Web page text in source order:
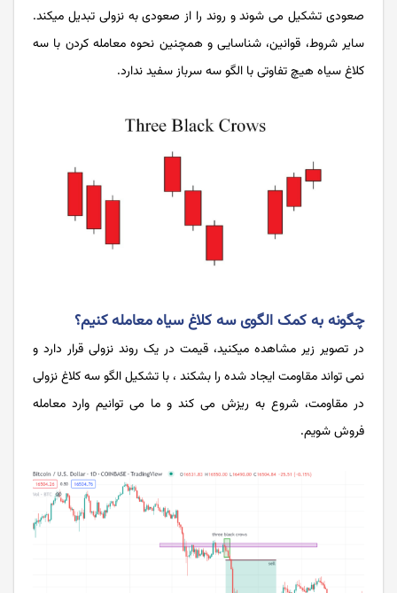
صعودی تشکیل می شوند و روند را از صعودی به نزولی تبدیل میکند.
سایر شروط، قوانین، شناسایی و همچنین نحوه معامله کردن با سه
کلاغ سیاه هیچ تفاوتی با الگو سه سرباز سفید ندارد.
چگونه به کمک الگوی سه کلاغ سیاه معامله کنیم؟
در تصویر زیر مشاهده میکنید، قیمت در یک روند نزولی قرار دارد و
نمی تواند مقاومت ایجاد شده را بشکند ، با تشکیل الگو سه کلاغ نزولی
در مقاومت، شروع به ریزش می کند و ما می توانیم وارد معامله
فروش شویم.